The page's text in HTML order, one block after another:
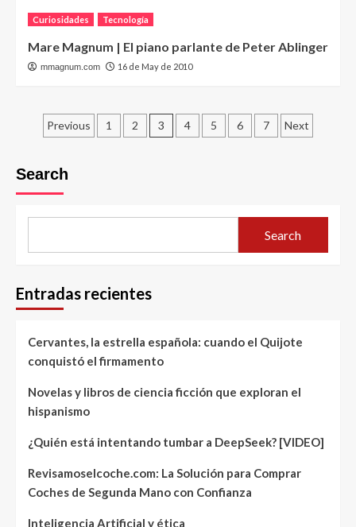
Curiosidades Tecnología
Mare Magnum | El piano parlante de Peter Ablinger
mmagnum.com 16 de May de 2010
Posts
Previous 1 2 3 4 5 6 7 Next
Search
Search
Entradas recientes
Cervantes, la estrella española: cuando el Quijote
conquistó el firmamento
Novelas y libros de ciencia ficción que exploran el
hispanismo
¿Quién está intentando tumbar a DeepSeek? [VIDEO]
Revisamoselcoche.com: La Solución para Comprar
Coches de Segunda Mano con Confianza
Inteligencia Artificial y ética